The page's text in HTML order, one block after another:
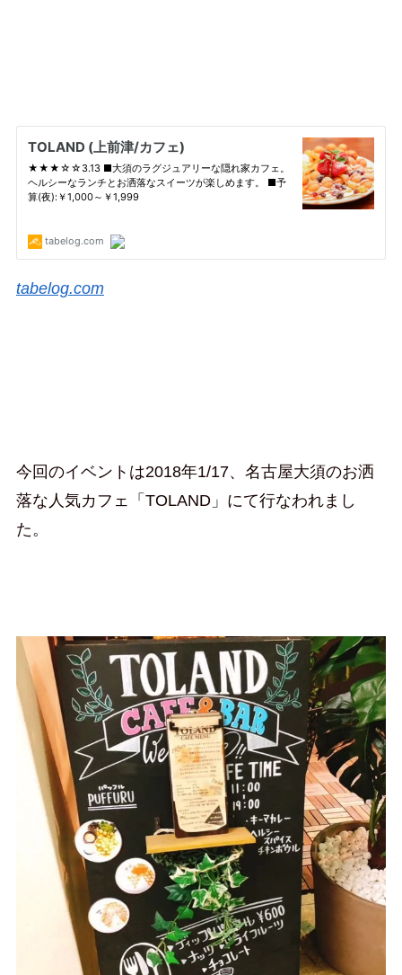
tabelog.com
今回のイベントは2018年1/17、名古屋大須のお洒
落な人気カフェ「TOLAND」にて行なわれまし
た。